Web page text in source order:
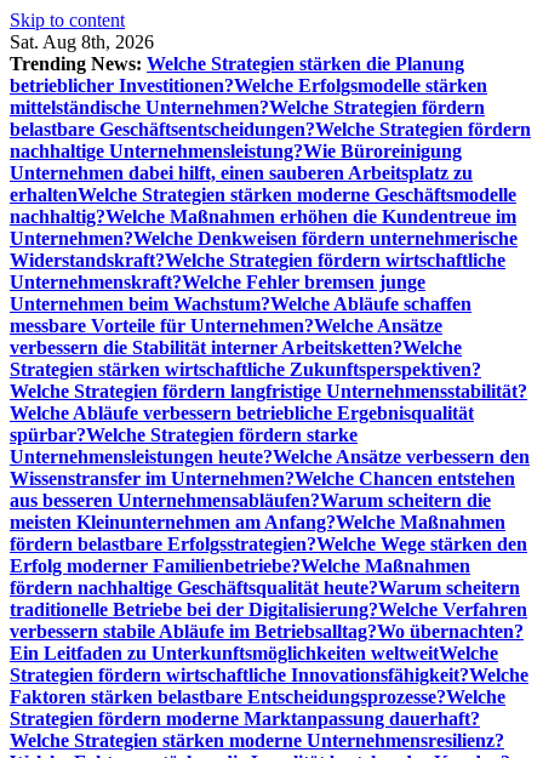
Skip to content
Sat. Aug 8th, 2026
Trending News: Welche Strategien stärken die Planung
betrieblicher Investitionen?Welche Erfolgsmodelle stärken
mittelständische Unternehmen?Welche Strategien fördern
belastbare Geschäftsentscheidungen?Welche Strategien fördern
nachhaltige Unternehmensleistung?Wie Büroreinigung
Unternehmen dabei hilft, einen sauberen Arbeitsplatz zu
erhaltenWelche Strategien stärken moderne Geschäftsmodelle
nachhaltig?Welche Maßnahmen erhöhen die Kundentreue im
Unternehmen?Welche Denkweisen fördern unternehmerische
Widerstandskraft?Welche Strategien fördern wirtschaftliche
Unternehmenskraft?Welche Fehler bremsen junge
Unternehmen beim Wachstum?Welche Abläufe schaffen
messbare Vorteile für Unternehmen?Welche Ansätze
verbessern die Stabilität interner Arbeitsketten?Welche
Strategien stärken wirtschaftliche Zukunftsperspektiven?
Welche Strategien fördern langfristige Unternehmensstabilität?
Welche Abläufe verbessern betriebliche Ergebnisqualität
spürbar?Welche Strategien fördern starke
Unternehmensleistungen heute?Welche Ansätze verbessern den
Wissenstransfer im Unternehmen?Welche Chancen entstehen
aus besseren Unternehmensabläufen?Warum scheitern die
meisten Kleinunternehmen am Anfang?Welche Maßnahmen
fördern belastbare Erfolgsstrategien?Welche Wege stärken den
Erfolg moderner Familienbetriebe?Welche Maßnahmen
fördern nachhaltige Geschäftsqualität heute?Warum scheitern
traditionelle Betriebe bei der Digitalisierung?Welche Verfahren
verbessern stabile Abläufe im Betriebsalltag?Wo übernachten?
Ein Leitfaden zu Unterkunftsmöglichkeiten weltweitWelche
Strategien fördern wirtschaftliche Innovationsfähigkeit?Welche
Faktoren stärken belastbare Entscheidungsprozesse?Welche
Strategien fördern moderne Marktanpassung dauerhaft?
Welche Strategien stärken moderne Unternehmensresilienz?